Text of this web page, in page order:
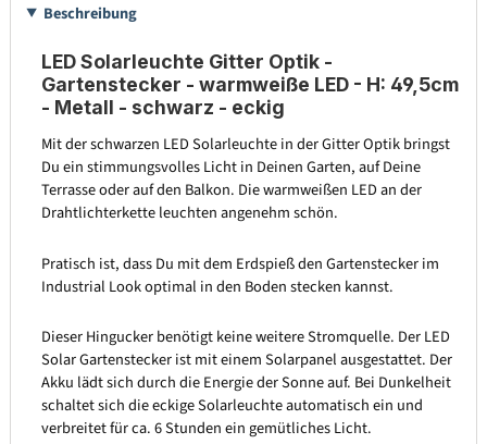
Beschreibung
LED Solarleuchte Gitter Optik -
Gartenstecker - warmweiße LED - H: 49,5cm
- Metall - schwarz - eckig
Mit der schwarzen LED Solarleuchte in der Gitter Optik bringst
Du ein stimmungsvolles Licht in Deinen Garten, auf Deine
Terrasse oder auf den Balkon. Die warmweißen LED an der
Drahtlichterkette leuchten angenehm schön.
Pratisch ist, dass Du mit dem Erdspieß den Gartenstecker im
Industrial Look optimal in den Boden stecken kannst.
Dieser Hingucker benötigt keine weitere Stromquelle. Der LED
Solar Gartenstecker ist mit einem Solarpanel ausgestattet. Der
Akku lädt sich durch die Energie der Sonne auf. Bei Dunkelheit
schaltet sich die eckige Solarleuchte automatisch ein und
verbreitet für ca. 6 Stunden ein gemütliches Licht.